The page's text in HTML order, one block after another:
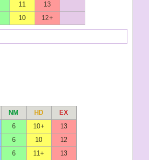
11
13
10 12+
NM HD EX
6 10+
13
6 10
12
6 11+
13